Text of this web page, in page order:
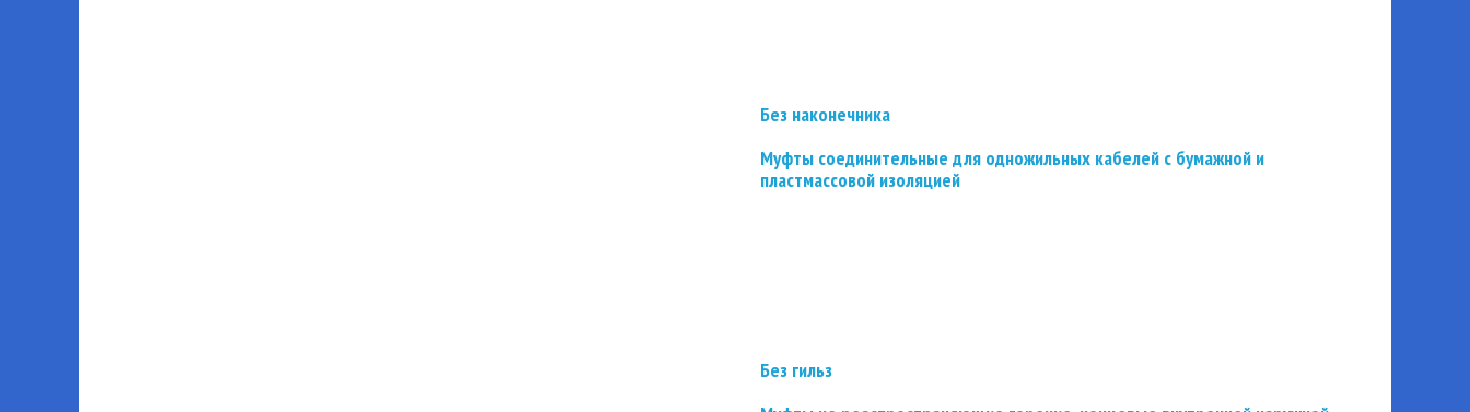
Без наконечника
Муфты соединительные для одножильных кабелей с бумажной и
пластмассовой изоляцией
Без гильз